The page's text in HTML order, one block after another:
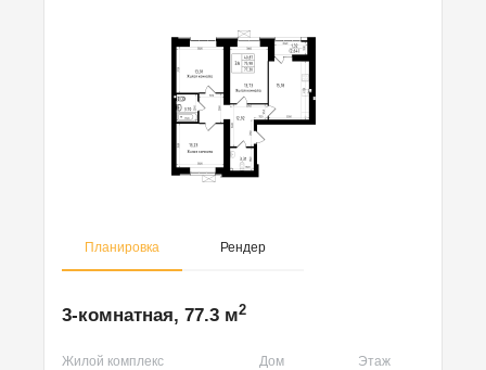
Планировка Рендер
3-комнатная, 77.3 м2
Жилой комплекс Дом
Этаж